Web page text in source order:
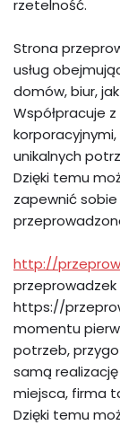
rzetelność.
Strona
usług
domów, biur,
Współpracuje
unikalnych
Dzięki temu
zapewnić
http://
https://
momentu
potrzeb,
samą
miejsca, firma
Dzięki temu